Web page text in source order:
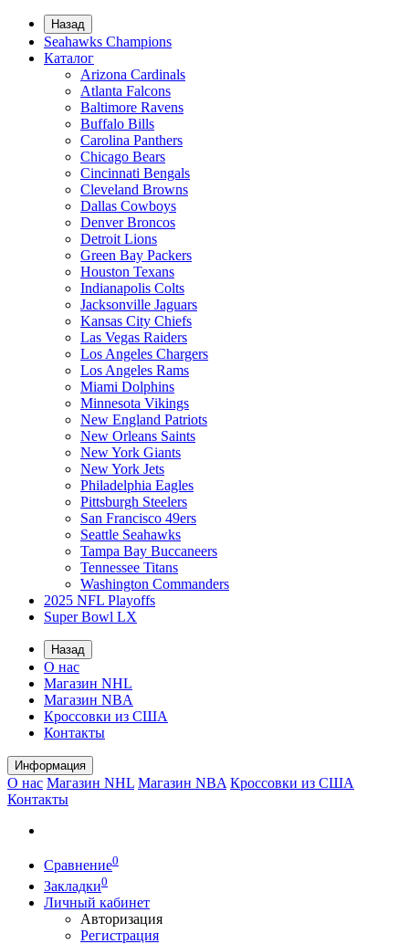
Назад
Seahawks Champions
Каталог
Arizona Cardinals
Atlanta Falcons
Baltimore Ravens
Buffalo Bills
Carolina Panthers
Chicago Bears
Cincinnati Bengals
Cleveland Browns
Dallas Cowboys
Denver Broncos
Detroit Lions
Green Bay Packers
Houston Texans
Indianapolis Colts
Jacksonville Jaguars
Kansas City Chiefs
Las Vegas Raiders
Los Angeles Chargers
Los Angeles Rams
Miami Dolphins
Minnesota Vikings
New England Patriots
New Orleans Saints
New York Giants
New York Jets
Philadelphia Eagles
Pittsburgh Steelers
San Francisco 49ers
Seattle Seahawks
Tampa Bay Buccaneers
Tennessee Titans
Washington Commanders
2025 NFL Playoffs
Super Bowl LX
Назад
О нас
Магазин NHL
Магазин NBA
Кроссовки из США
Контакты
Информация
О нас Магазин NHL Магазин NBA Кроссовки из США
Контакты
Сравнение0
Закладки0
Личный кабинет
Авторизация
Регистрация